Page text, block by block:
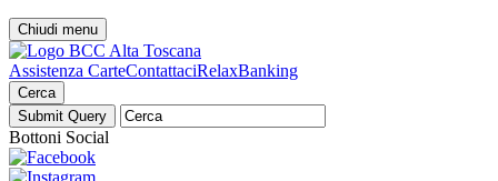
Chiudi menu
Assistenza CarteContattaciRelaxBanking
Cerca
Bottoni Social